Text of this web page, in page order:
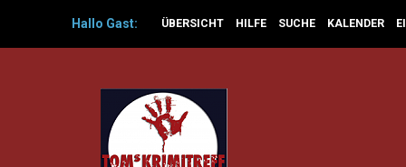
Hallo Gast: ÜBERSICHT HILFE SUCHE KALENDER